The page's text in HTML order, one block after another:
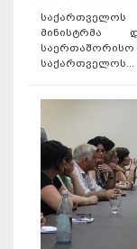
მინისტრმა
საქართველოს...